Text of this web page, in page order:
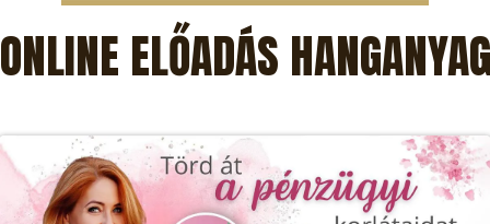
ONLINE ELŐADÁS HANGANYAG